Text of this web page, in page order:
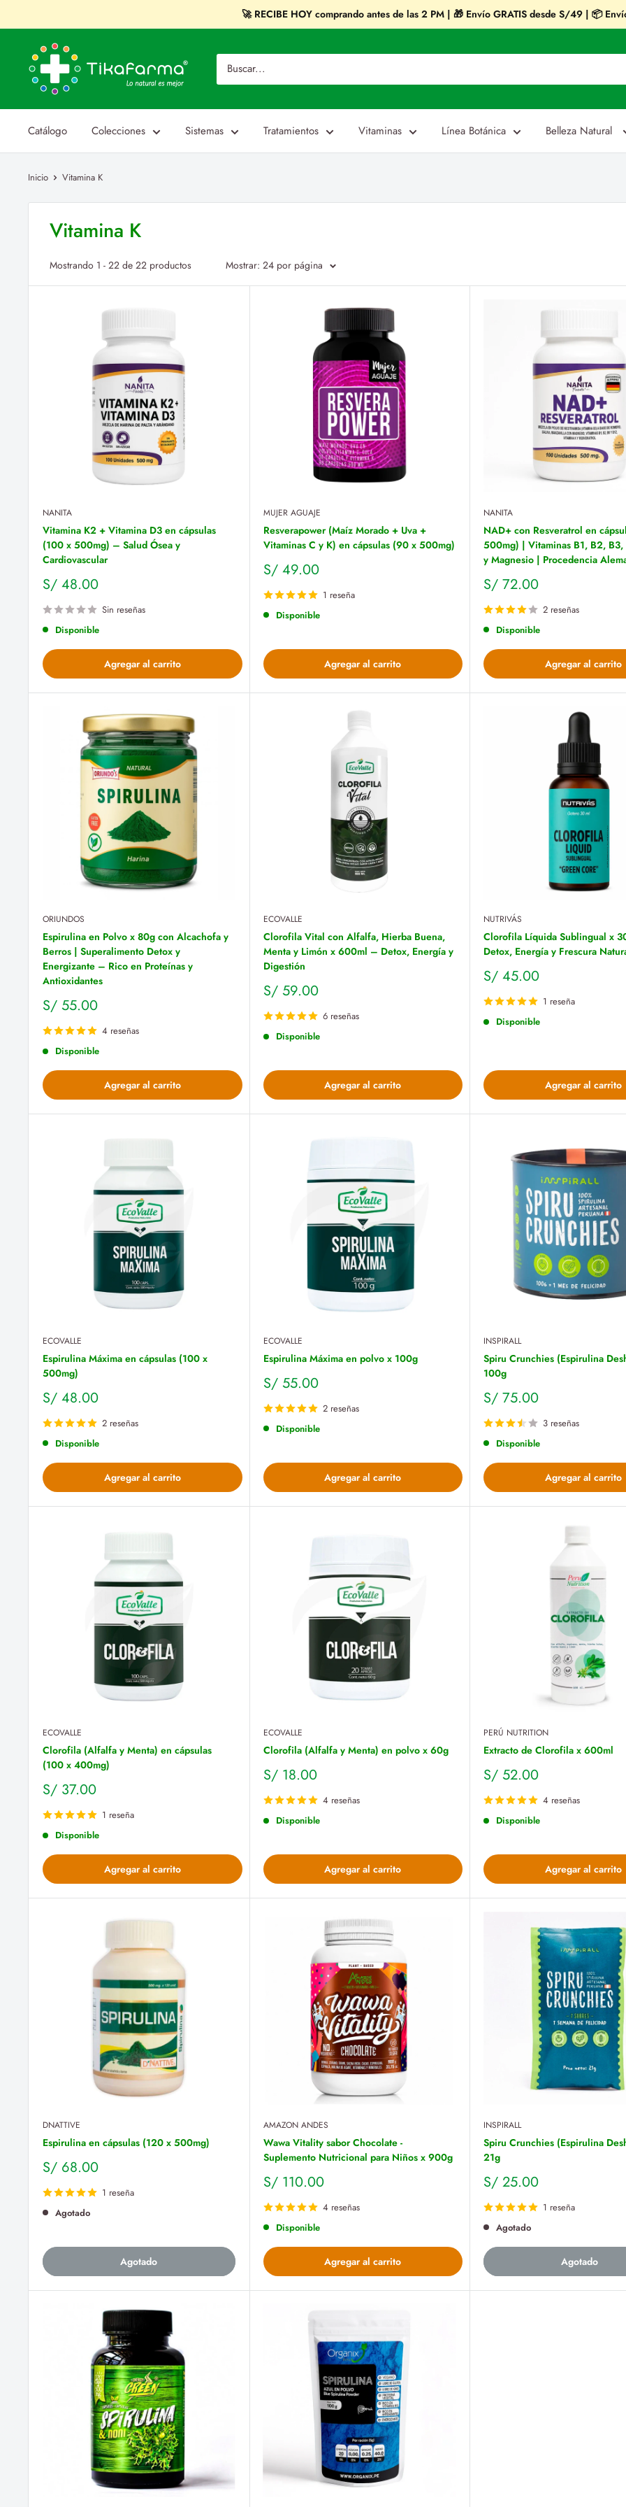
directamente
contenido
🚀 RECIBE HOY comprando antes de las 2 PM | 🎁 Envío GRATIS desde S/49 | 📦
Tikafarma
Catálogo Colecciones Sistemas Tratamientos Vitaminas Línea Botánica Belleza Natural
Inicio Vitamina K
Vitamina K
Mostrando 1 - 22 de 22 productos Mostrar: 24 por página
NANITA
Vitamina K2 + Vitamina D3 en cápsulas
(100 x 500mg) – Salud Ósea y
Cardiovascular
Precio
de
venta
S/ 48.00
Sin reseñas
Disponible
Agregar al carrito
MUJER AGUAJE
Resverapower (Maíz Morado + Uva +
Vitaminas C y K) en cápsulas (90 x 500mg)
Precio
de
venta
S/ 49.00
1 reseña
Disponible
Agregar al carrito
NANITA
NAD+ con Resveratrol en
500mg) | Vitaminas B1, B2,
y Magnesio | Procedencia
Precio
de
venta
S/ 72.00
2 reseñas
Disponible
Agregar al carrito
ORIUNDOS
Espirulina en Polvo x 80g con Alcachofa y
Berros | Superalimento Detox y
Energizante – Rico en Proteínas y
Antioxidantes
Precio
de
venta
S/ 55.00
4 reseñas
Disponible
Agregar al carrito
ECOVALLE
Clorofila Vital con Alfalfa, Hierba Buena,
Menta y Limón x 600ml – Detox, Energía y
Digestión
Precio
de
venta
S/ 59.00
6 reseñas
Disponible
Agregar al carrito
NUTRIVÁS
Clorofila Líquida Sublingual x
Detox, Energía y Frescura
Precio
de
venta
S/ 45.00
1 reseña
Disponible
Agregar al carrito
ECOVALLE
Espirulina Máxima en cápsulas (100 x
500mg)
Precio
de
venta
S/ 48.00
2 reseñas
Disponible
Agregar al carrito
ECOVALLE
Espirulina Máxima en polvo x 100g
Precio
de
venta
S/ 55.00
2 reseñas
Disponible
Agregar al carrito
INSPIRALL
Spiru Crunchies (Espirulina
100g
Precio
de
venta
S/ 75.00
3 reseñas
Disponible
Agregar al carrito
ECOVALLE
Clorofila (Alfalfa y Menta) en cápsulas
(100 x 400mg)
Precio
de
venta
S/ 37.00
1 reseña
Disponible
Agregar al carrito
ECOVALLE
Clorofila (Alfalfa y Menta) en polvo x 60g
Precio
de
venta
S/ 18.00
4 reseñas
Disponible
Agregar al carrito
PERÚ NUTRITION
Extracto de Clorofila x 600ml
Precio
de
venta
S/ 52.00
4 reseñas
Disponible
Agregar al carrito
DNATTIVE
Espirulina en cápsulas (120 x 500mg)
Precio
de
venta
S/ 68.00
1 reseña
Agotado
Agotado
AMAZON ANDES
Wawa Vitality sabor Chocolate -
Suplemento Nutricional para Niños x 900g
Precio
de
venta
S/ 110.00
4 reseñas
Disponible
Agregar al carrito
INSPIRALL
Spiru Crunchies (Espirulina
21g
Precio
de
venta
S/ 25.00
1 reseña
Agotado
Agotado